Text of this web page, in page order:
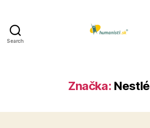
Search
Značka: Nestlé